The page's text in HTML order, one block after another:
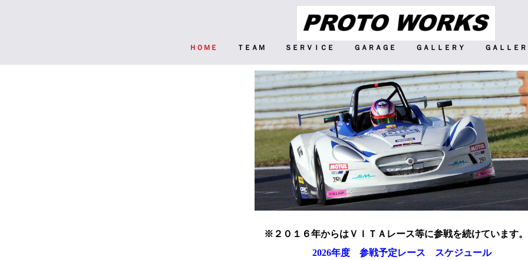
ＨＯＭＥ ＴＥＡＭ ＳＥＲＶＩＣＥ ＧＡＲＡＧＥ ＧＡＬＬＥＲＹ ＧＡＬＬＥ
※２０１６年からはＶＩＴＡレース等に参戦を続けています。
2026年度 参戦予定レース スケジュール